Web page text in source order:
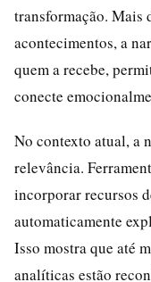
transformação. Mais
acontecimentos, a
quem a recebe,
conecte
No contexto atual, a
relevância.
incorporar recursos
automaticamente
Isso mostra que até
analíticas estão